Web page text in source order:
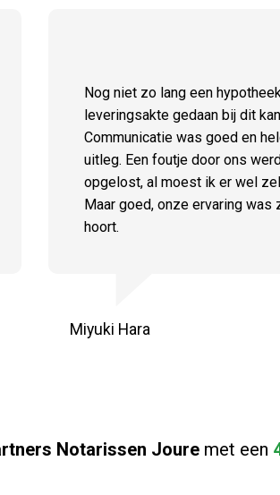
Nog niet zo lang een
leveringsakte gedaan bij dit
Communicatie was goed en
uitleg. Een foutje door ons
opgelost, al moest ik er wel
Maar goed, onze ervaring was
hoort.
Miyuki Hara
Notarissen Joure met een